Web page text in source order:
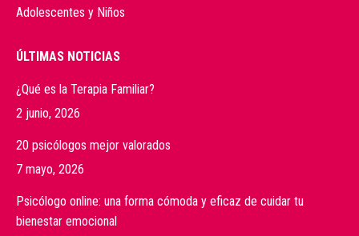
Adolescentes y Niños
ÚLTIMAS NOTICIAS
¿Qué es la Terapia Familiar?
2 junio, 2026
20 psicólogos mejor valorados
7 mayo, 2026
Psicólogo online: una forma cómoda y eficaz de cuidar tu
bienestar emocional